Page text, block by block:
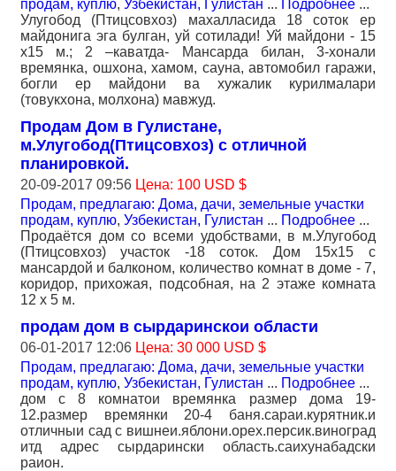
продам, куплю, Узбекистан, Гулистан ... Подробнее ...
Улугобод (Птицсовхоз) махалласида 18 соток ер
майдонига эга булган, уй сотилади! Уй майдони - 15
х15 м.; 2 –каватда- Мансарда билан, 3-хонали
времянка, ошхона, хамом, сауна, автомобил гаражи,
богли ер майдони ва хужалик курилмалари
(товукхона, молхона) мавжуд.
Продам Дом в Гулистане,
м.Улугобод(Птицсовхоз) с отличной
планировкой.
20-09-2017 09:56 Цена: 100 USD $
Продам, предлагаю: Дома, дачи, земельные участки
продам, куплю, Узбекистан, Гулистан ... Подробнее ...
Продаётся дом со всеми удобствами, в м.Улугобод
(Птицсовхоз) участок -18 соток. Дом 15х15 с
мансардой и балконом, количество комнат в доме - 7,
коридор, прихожая, подсобная, на 2 этаже комната
12 x 5 м.
продам дом в сырдаринскои области
06-01-2017 12:06 Цена: 30 000 USD $
Продам, предлагаю: Дома, дачи, земельные участки
продам, куплю, Узбекистан, Гулистан ... Подробнее ...
дом с 8 комнатои времянка размер дома 19-
12.размер времянки 20-4 баня.сараи.курятник.и
отличныи сад с вишнеи.яблони.орех.персик.виноград
итд адрес сырдарински область.саихунабадски
раион.